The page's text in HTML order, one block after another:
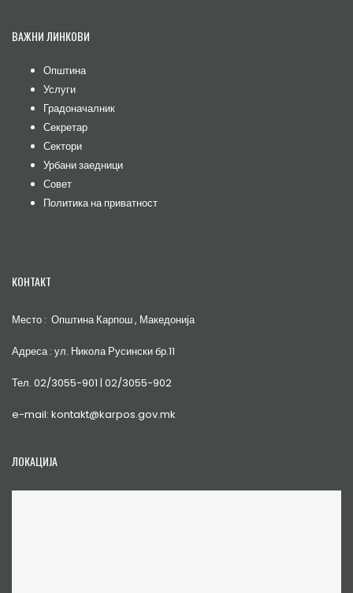
ВАЖНИ ЛИНКОВИ
Општина
Услуги
Градоначалник
Секретар
Сектори
Урбани заедници
Совет
Политика на приватност
КОНТАКТ
Место : Општина Карпош , Македонија
Адреса : ул. Никола Русински бр.11
Тел. 02/3055-901 | 02/3055-902
e-mail: kontakt@karpos.gov.mk
ЛОКАЦИЈА